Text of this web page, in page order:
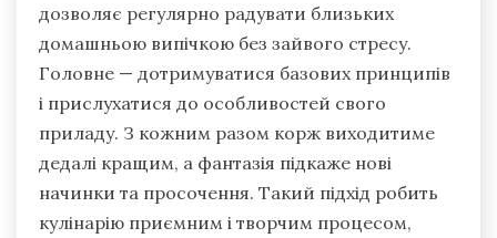
дозволяє регулярно радувати близьких
домашньою випічкою без зайвого стресу.
Головне — дотримуватися базових принципів
і прислухатися до особливостей свого
приладу. З кожним разом корж виходитиме
дедалі кращим, а фантазія підкаже нові
начинки та просочення. Такий підхід робить
кулінарію приємним і творчим процесом,